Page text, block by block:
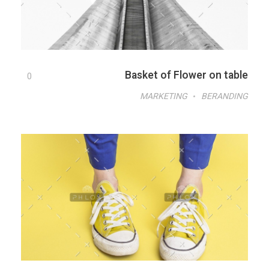
Basket of Flower on table
0
BERANDING
MARKETING